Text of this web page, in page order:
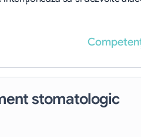
stomatologic